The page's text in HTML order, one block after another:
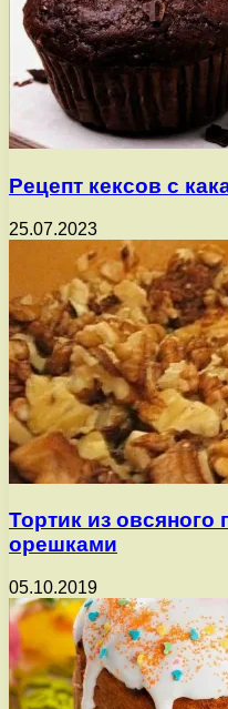
Рецепт кексов с
25.07.2023
Тортик из овсяного
орешками
05.10.2019